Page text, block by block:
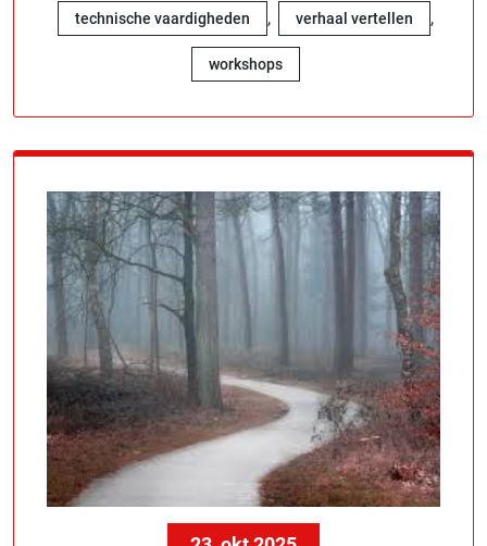
technische vaardigheden , verhaal vertellen ,
workshops